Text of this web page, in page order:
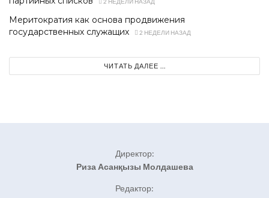
Меритократия как основа продвижения
государственных служащих
2 НЕДЕЛИ НАЗАД
ЧИТАТЬ ДАЛЕЕ ...
Директор:
Риза Асанқызы Молдашева
Редактор: